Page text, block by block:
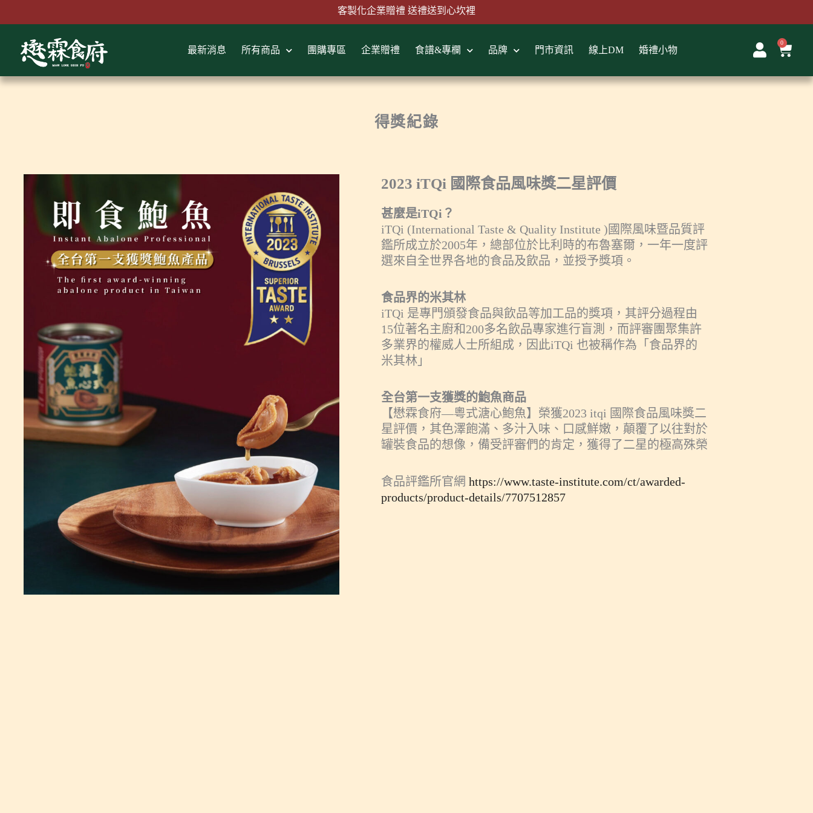
至
容
客製化企業贈禮 送禮送到心坎裡
首購結帳輸入『MAWLINK100』現折100元
最新消息 所有商品 團購專區 企業贈禮 食譜&專欄 品牌 門市資訊 線上DM 婚禮小物
0
購
籃
得獎紀錄
2023 iTQi 國際食品風味獎二星評價
甚麼是iTQi？
iTQi (International Taste & Quality Institute )國際風味暨品質評
鑑所成立於2005年，總部位於比利時的布魯塞爾，一年一度評
選來自全世界各地的食品及飲品，並授予獎項。
食品界的米其林
iTQi 是專門頒發食品與飲品等加工品的獎項，其評分過程由
15位著名主廚和200多名飲品專家進行盲測，而評審團聚集許
多業界的權威人士所組成，因此iTQi 也被稱作為「食品界的
米其林」
全台第一支獲獎的鮑魚商品
【懋霖食府—粵式溏心鮑魚】榮獲2023 itqi 國際食品風味獎二
星評價，其色澤飽滿、多汁入味、口感鮮嫩，顛覆了以往對於
罐裝食品的想像，備受評審們的肯定，獲得了二星的極高殊榮
食品評鑑所官網 https://www.taste-institute.com/ct/awarded-
products/product-details/7707512857